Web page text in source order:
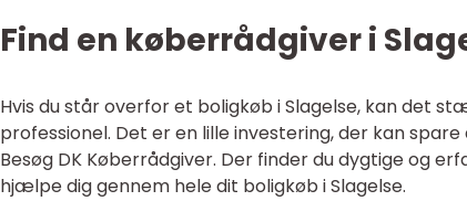
Find en køberrådgiver i
Hvis du står overfor et boligkøb i Slagelse, kan det
professionel. Det er en lille investering, der kan
Besøg DK Køberrådgiver. Der finder du dygtige og
hjælpe dig gennem hele dit boligkøb i Slagelse.